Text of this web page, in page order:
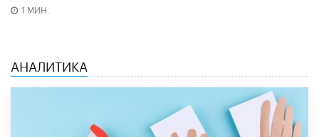
1 МИН.
АНАЛИТИКА